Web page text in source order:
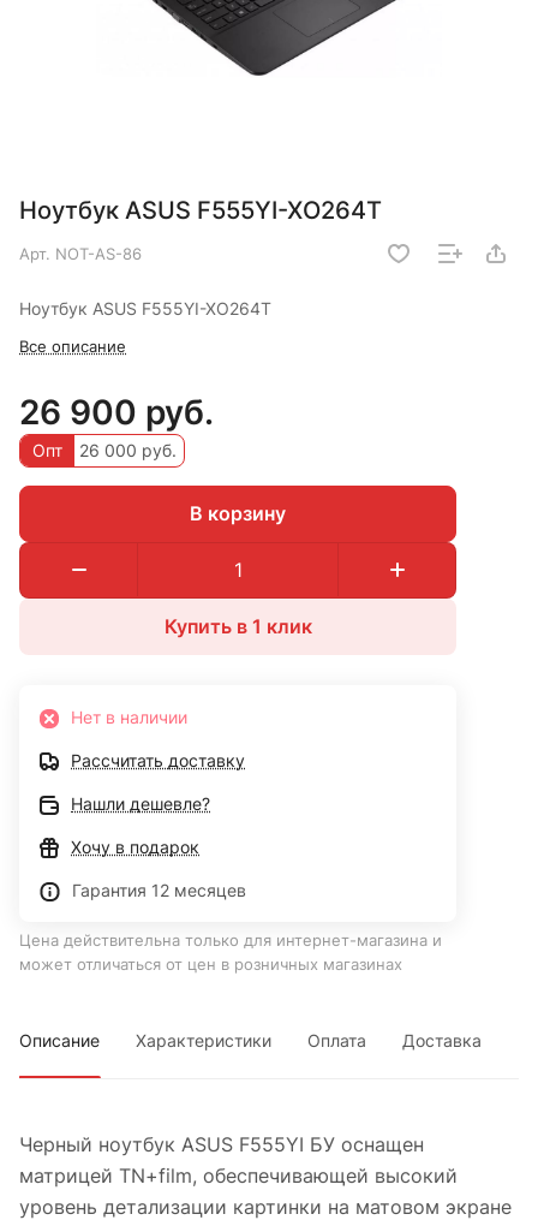
Ноутбук ASUS F555YI-XO264T
Арт. NOT-AS-86
Ноутбук ASUS F555YI-XO264T
Все описание
26 900 руб.
Опт 26 000 руб.
В корзину
Купить в 1 клик
Нет в наличии
Рассчитать доставку
Нашли дешевле?
Хочу в подарок
Гарантия 12 месяцев
Цена действительна только для интернет-магазина и
может отличаться от цен в розничных магазинах
Описание Характеристики Оплата Доставка
Черный ноутбук ASUS F555YI БУ оснащен
матрицей TN+film, обеспечивающей высокий
уровень детализации картинки на матовом экране